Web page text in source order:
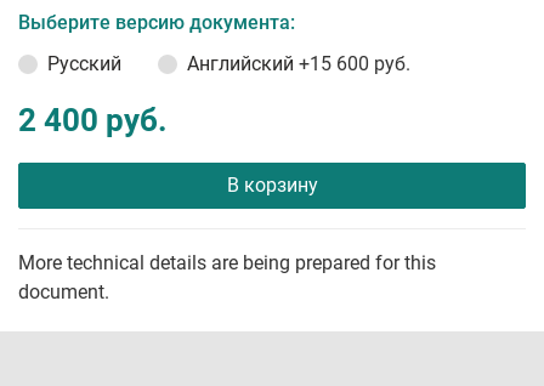
Выберите версию документа:
Русский
Английский +15 600 руб.
2 400 руб.
В корзину
More technical details are being prepared for this
document.